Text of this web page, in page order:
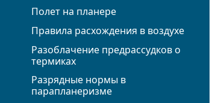
Полет на планере
Правила расхождения в воздухе
Разоблачение предрассудков о
термиках
Разрядные нормы в
парапланеризме